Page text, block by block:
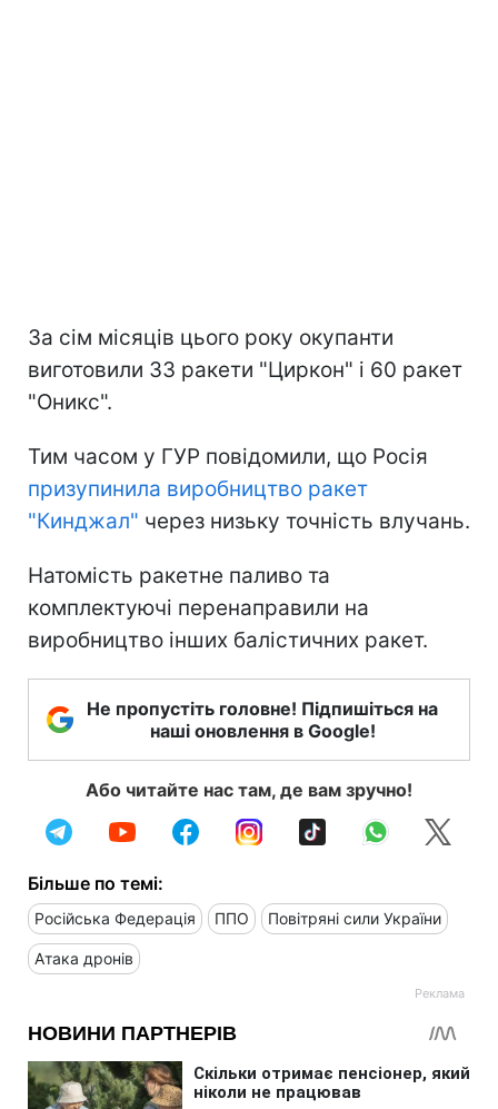
За сім місяців цього року окупанти
виготовили 33 ракети "Циркон" і 60 ракет
"Оникс".
Тим часом у ГУР повідомили, що Росія
призупинила виробництво ракет
"Кинджал" через низьку точність влучань.
Натомість ракетне паливо та
комплектуючі перенаправили на
виробництво інших балістичних ракет.
Не пропустіть головне! Підпишіться на
наші оновлення в Google!
Або читайте нас там, де вам зручно!
Більше по темі:
Російська Федерація ППО Повітряні сили України
Атака дронів